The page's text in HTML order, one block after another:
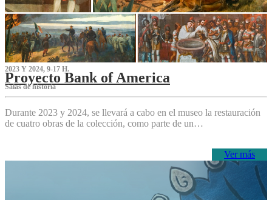
2023 Y 2024, 9-17 H.
Proyecto Bank of America
S‌alas de historia
Durante 2023 y 2024, se llevará a cabo en el museo la restauración
de cuatro obras de la colección, como parte de un…
Ver más